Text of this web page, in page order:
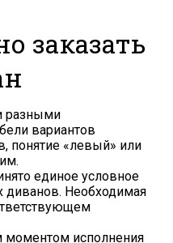
заказать
разными
вариантов
понятие «левый» или
единое условное
диванов. Необходимая
исполнения